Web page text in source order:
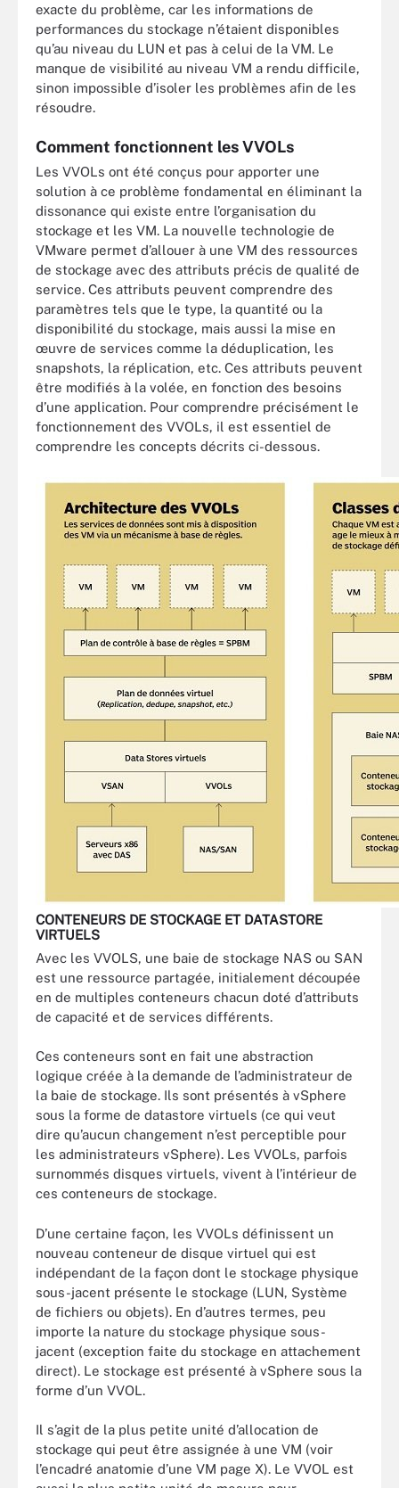
exacte du problème, car les informations de
performances du stockage n’étaient disponibles
qu’au niveau du LUN et pas à celui de la VM. Le
manque de visibilité au niveau VM a rendu difficile,
sinon impossible d’isoler les problèmes afin de les
résoudre.
Comment fonctionnent les VVOLs
Les VVOLs ont été conçus pour apporter une
solution à ce problème fondamental en éliminant la
dissonance qui existe entre l’organisation du
stockage et les VM. La nouvelle technologie de
VMware permet d’allouer à une VM des ressources
de stockage avec des attributs précis de qualité de
service. Ces attributs peuvent comprendre des
paramètres tels que le type, la quantité ou la
disponibilité du stockage, mais aussi la mise en
œuvre de services comme la déduplication, les
snapshots, la rép­lication, etc. Ces attributs peuvent
être modifiés à la volée, en fonction des besoins
d’une application. Pour comprendre précisément le
fonctionnement des VVOLs, il est essentiel de
comprendre les concepts décrits ci-dessous.
CONTENEURS DE STOCKAGE ET DATASTORE
VIRTUELS
Avec les VVOLS, une baie de stockage NAS ou SAN
est une ressource partagée, initialement découpée
en de multiples conteneurs chacun doté d’attributs
de capacité et de services différents.
Ces conteneurs sont en fait une abstraction
logique créée à la demande de l’administrateur de
la baie de stockage. Ils sont présentés à vSphere
sous la forme de datastore virtuels (ce qui veut
dire qu’aucun changement n’est perceptible pour
les administrateurs vSphere). Les VVOLs, parfois
surnommés disques virtuels, vivent à l’intérieur de
ces conteneurs de stockage.
D’une certaine façon, les VVOLs définissent un
nouveau conteneur de disque virtuel qui est
indépendant de la façon dont le stockage physique
sous-jacent présente le stockage (LUN, Système
de fichiers ou objets). En d’autres termes, peu
importe la nature du stockage physique sous-
jacent (exception faite du stockage en attachement
direct). Le stockage est présenté à vSphere sous la
forme d’un VVOL.
Il s’agit de la plus petite unité d’allocation de
stockage qui peut être assignée à une VM (voir
l’encadré anatomie d’une VM page X). Le VVOL est